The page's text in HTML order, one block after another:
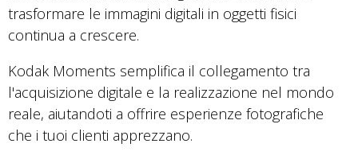
trasformare le immagini digitali in oggetti fisici
continua a crescere.
Kodak Moments semplifica il collegamento tra
l'acquisizione digitale e la realizzazione nel mondo
reale, aiutandoti a offrire esperienze fotografiche
che i tuoi clienti apprezzano.